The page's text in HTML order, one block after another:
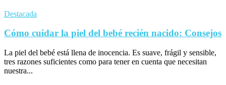
Destacada
Cómo cuidar la piel del bebé recién nacido: Consejos
La piel del bebé está llena de inocencia. Es suave, frágil y sensible,
tres razones suficientes como para tener en cuenta que necesitan
nuestra...